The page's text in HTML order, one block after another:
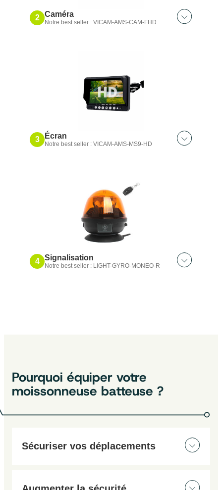
2 Caméra
Notre best seller : VICAM-AMS-CAM-FHD
3 Écran
Notre best seller : VICAM-AMS-MS9-HD
4 Signalisation
Notre best seller : LIGHT-GYRO-MONEO-R
Pourquoi équiper votre
moissonneuse batteuse ?
Sécuriser vos déplacements
comme de nuit, grâce à nos caméras adaptées aux